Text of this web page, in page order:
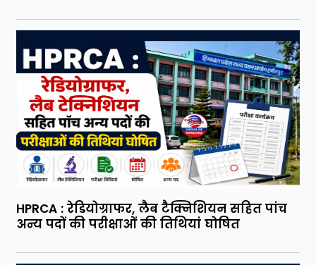
HPRCA : रेडियोग्राफर, लैब टैक्निशियन सहित पांच
अन्य पदों की परीक्षाओं की तिथियां घोषित